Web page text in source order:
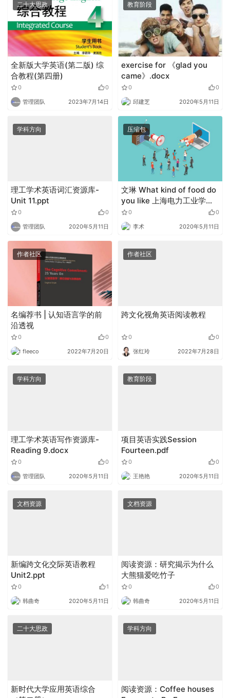
二十大思政
全新版大学英语(第二版) 综
合教程(第四册)
0 0
管理团队 2023年7月14日
教育阶段
exercise for 《glad you
came》.docx
0 0
邱建芝 2020年5月11日
学科方向
理工学术英语词汇资源库-
Unit 11.ppt
0 0
管理团队 2020年5月11日
压缩包
文琳 What kind of food do
you like 上海电力工业学
校.zip
0 0
李术 2020年5月11日
作者社区
名编荐书 | 认知语言学的前
沿透视
0 0
fleeco 2022年7月20日
作者社区
跨文化视角英语阅读教程
0 0
张红玲 2022年7月28日
学科方向
理工学术英语写作资源库-
Reading 9.docx
0 0
管理团队 2020年5月11日
教育阶段
项目英语实践Session
Fourteen.pdf
0 0
王艳艳 2020年5月11日
文档资源
新编跨文化交际英语教程
Unit2.ppt
0 1
韩曲奇 2020年5月11日
文档资源
阅读资源：研究揭示为什么
大熊猫爱吃竹子
0 0
韩曲奇 2020年5月11日
二十大思政
新时代大学应用英语综合
学科方向
阅读资源：Coffee houses